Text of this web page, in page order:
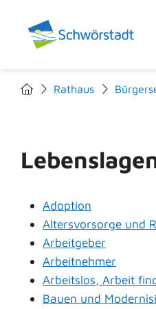
Rathaus
Adoption
Altersvorsorge und
Arbeitgeber
Arbeitnehmer
Arbeitslos, Arbeit
Bauen und